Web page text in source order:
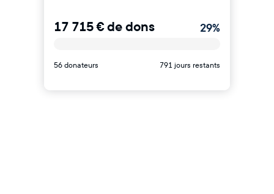
17 715€de dons 29%
56 donateurs 791 jours restants